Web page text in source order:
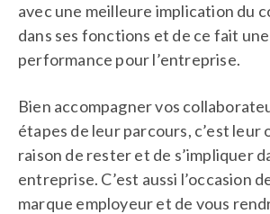
avec une meilleure implication du
dans ses fonctions et de ce fait
performance pour l’entreprise.
Bien accompagner vos
étapes de leur parcours, c’est
raison de rester et de s’impliquer
entreprise. C’est aussi l’occasion
marque employeur et de vous